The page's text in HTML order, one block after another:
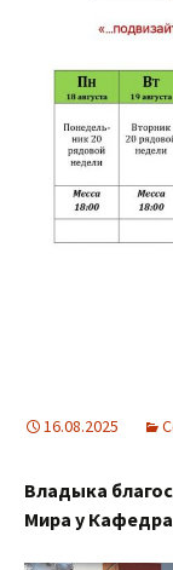
16.08.2025
Владыка
Мира у